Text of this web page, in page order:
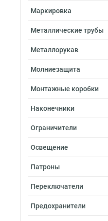
Маркировка
Металлические трубы
Металлорукав
Молниезащита
Монтажные коробки
Наконечники
Ограничители
Освещение
Патроны
Переключатели
Предохранители